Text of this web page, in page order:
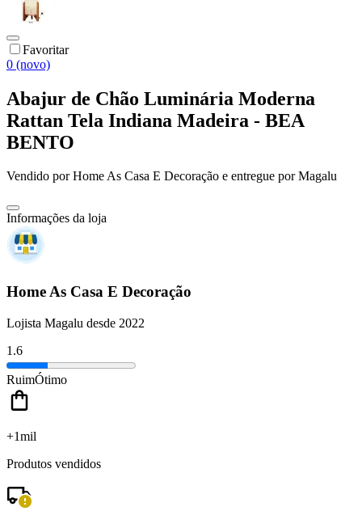
Favoritar
0 (novo)
Abajur de Chão Luminária Moderna
Rattan Tela Indiana Madeira - BEA
BENTO
Vendido porHome As Casa E Decoração e entregue por Magalu
Informações da loja
Home As Casa E Decoração
Lojista Magalu desde 2022
1.6
RuimÓtimo
+1mil
Produtos vendidos